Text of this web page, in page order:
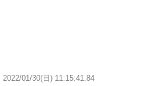
2022/01/30(日) 11:15:41.84